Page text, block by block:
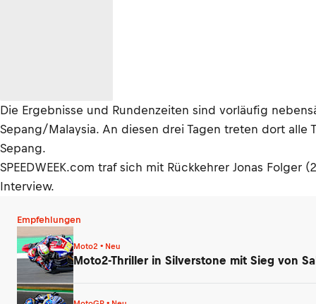
Die Ergebnisse und Rundenzeiten sind vorläufig
Sepang/Malaysia. An diesen drei Tagen treten dort alle
Sepang.
SPEEDWEEK.com traf sich mit Rückkehrer Jonas
Interview.
Empfehlungen
Moto2 • Neu
Moto2-Thriller in Silverstone mit Sieg von